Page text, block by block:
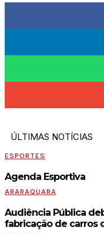
ÚLTIMAS NOTÍCIAS
ESPORTES
Agenda Esportiva
ARARAQUARA
Audiência Pública
fabricação de carros